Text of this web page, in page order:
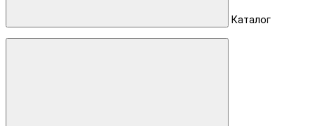
Каталог